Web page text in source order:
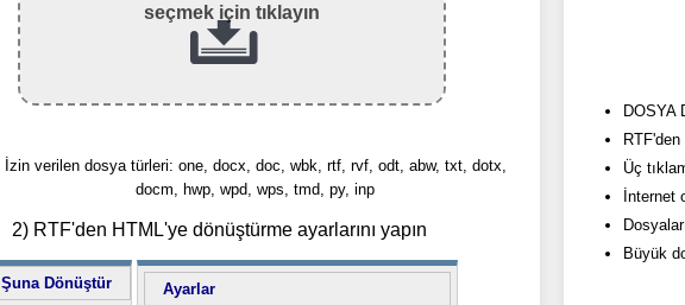
seçmek için tıklayın
İzin verilen dosya türleri: one, docx, doc, wbk, rtf, rvf, odt, abw, txt, dotx,
docm, hwp, wpd, wps, tmd, py, inp
2) RTF'den HTML'ye dönüştürme ayarlarını yapın
Şuna Dönüştür Ayarlar
DOSYA
Üç
İnternet
Büyük